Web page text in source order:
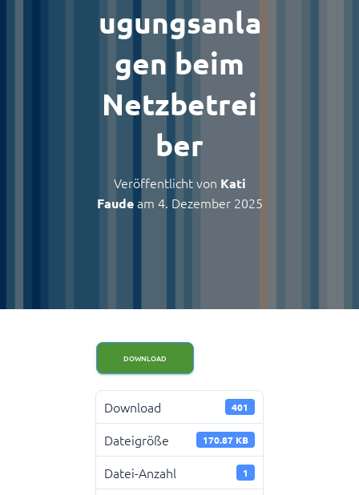
ugungsanla
gen beim
Netzbetrei
ber
Veröffentlicht von Kati
Faudeam 4. Dezember 2025
DOWNLOAD
Download 401
Dateigröße 170.87 KB
Datei-Anzahl 1